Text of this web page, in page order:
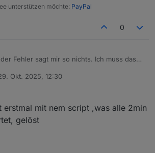
fallen?
unterstützen möchte: PayPal
0
Fehler sagt mir so nichts. Ich muss das
Okt. 2025, 12:30
von
erstmal mit nem script ,was alle 2min
gelöst